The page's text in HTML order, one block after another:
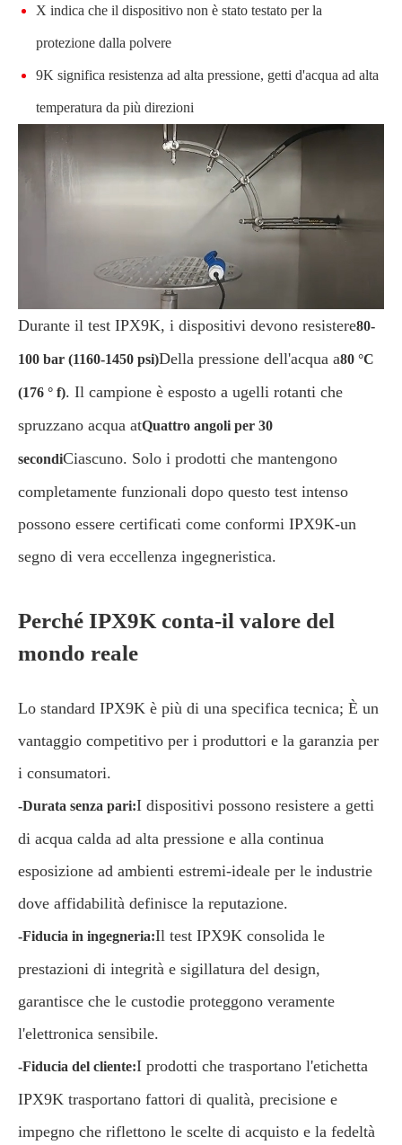
X indica che il dispositivo non è stato testato per la
protezione dalla polvere
9K significa resistenza ad alta pressione, getti d'acqua ad alta
temperatura da più direzioni
Durante il test IPX9K, i dispositivi devono resistere80-
100 bar (1160-1450 psi)Della pressione dell'acqua a80 °C
(176 ° f). Il campione è esposto a ugelli rotanti che
spruzzano acqua atQuattro angoli per 30
secondiCiascuno. Solo i prodotti che mantengono
completamente funzionali dopo questo test intenso
possono essere certificati come conformi IPX9K-un
segno di vera eccellenza ingegneristica.
Perché IPX9K conta-il valore del
mondo reale
Lo standard IPX9K è più di una specifica tecnica; È un
vantaggio competitivo per i produttori e la garanzia per
i consumatori.
-Durata senza pari:I dispositivi possono resistere a getti
di acqua calda ad alta pressione e alla continua
esposizione ad ambienti estremi-ideale per le industrie
dove affidabilità definisce la reputazione.
-Fiducia in ingegneria:Il test IPX9K consolida le
prestazioni di integrità e sigillatura del design,
garantisce che le custodie proteggono veramente
l'elettronica sensibile.
-Fiducia del cliente:I prodotti che trasportano l'etichetta
IPX9K trasportano fattori di qualità, precisione e
impegno che riflettono le scelte di acquisto e la fedeltà